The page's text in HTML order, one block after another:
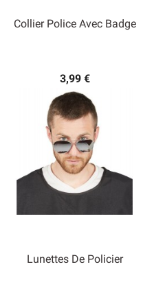
Collier Police Avec Badge
3,99 €
Lunettes De Policier